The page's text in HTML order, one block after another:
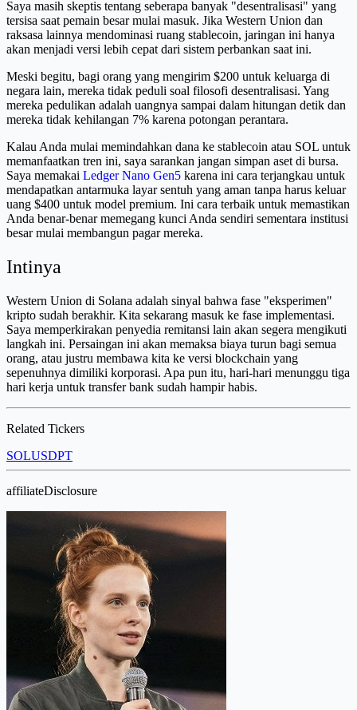
Saya masih skeptis tentang seberapa banyak "desentralisasi" yang
tersisa saat pemain besar mulai masuk. Jika Western Union dan
raksasa lainnya mendominasi ruang stablecoin, jaringan ini hanya
akan menjadi versi lebih cepat dari sistem perbankan saat ini.
Meski begitu, bagi orang yang mengirim $200 untuk keluarga di
negara lain, mereka tidak peduli soal filosofi desentralisasi. Yang
mereka pedulikan adalah uangnya sampai dalam hitungan detik dan
mereka tidak kehilangan 7% karena potongan perantara.
Kalau Anda mulai memindahkan dana ke stablecoin atau SOL untuk
memanfaatkan tren ini, saya sarankan jangan simpan aset di bursa.
Saya memakai Ledger Nano Gen5 karena ini cara terjangkau untuk
mendapatkan antarmuka layar sentuh yang aman tanpa harus keluar
uang $400 untuk model premium. Ini cara terbaik untuk memastikan
Anda benar-benar memegang kunci Anda sendiri sementara institusi
besar mulai membangun pagar mereka.
Intinya
Western Union di Solana adalah sinyal bahwa fase "eksperimen"
kripto sudah berakhir. Kita sekarang masuk ke fase implementasi.
Saya memperkirakan penyedia remitansi lain akan segera mengikuti
langkah ini. Persaingan ini akan memaksa biaya turun bagi semua
orang, atau justru membawa kita ke versi blockchain yang
sepenuhnya dimiliki korporasi. Apa pun itu, hari-hari menunggu tiga
hari kerja untuk transfer bank sudah hampir habis.
Related Tickers
SOLUSDPT
affiliateDisclosure